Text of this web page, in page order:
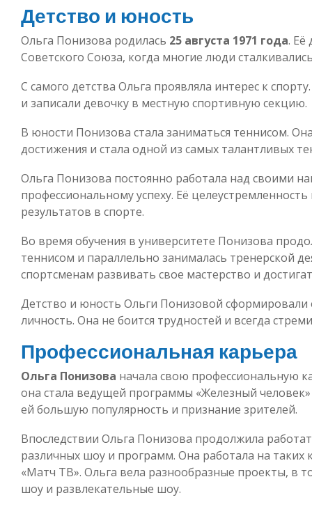
Детство и юность
Ольга Понизова родилась 25 августа 1971 года. Её
Советского Союза, когда многие люди
С самого детства Ольга проявляла интерес к
и записали девочку в местную спортивную секцию.
В юности Понизова стала заниматься теннисом.
достижения и стала одной из самых талантливых
Ольга Понизова постоянно работала над своими
профессиональному успеху. Её
результатов в спорте.
Во время обучения в университете Понизова
теннисом и параллельно занималась тренерской
спортсменам развивать свое мастерство и
Детство и юность Ольги Понизовой
личность. Она не боится трудностей и всегда
Профессиональная карьера
Ольга Понизова начала свою профессиональную
она стала ведущей программы «Железный
ей большую популярность и признание зрителей.
Впоследствии Ольга Понизова продолжила
различных шоу и программ. Она работала на таких
«Матч ТВ». Ольга вела разнообразные проекты, в
шоу и развлекательные шоу.